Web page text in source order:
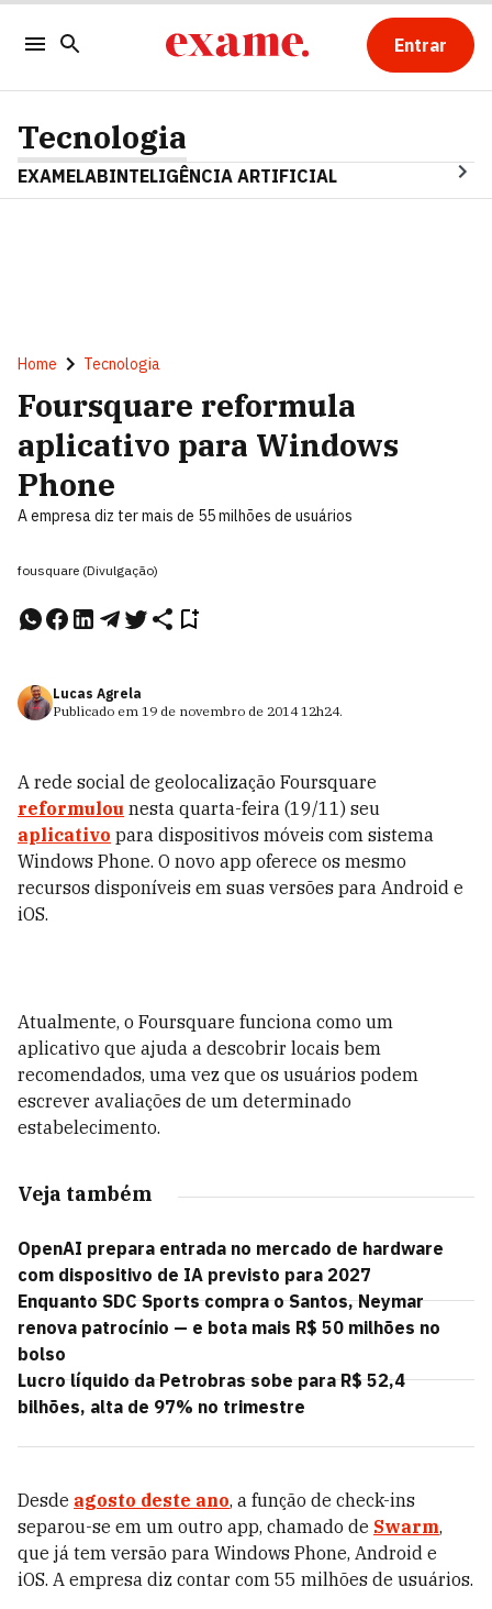
Entrar
Tecnologia
EXAMELABINTELIGÊNCIA ARTIFICIAL
Home Tecnologia
Foursquare reformula
aplicativo para Windows
Phone
A empresa diz ter mais de 55 milhões de usuários
fousquare (Divulgação)
Lucas Agrela
Publicado em 19 de novembro de 2014 12h24.
A rede social de geolocalização Foursquare
reformulou nesta quarta-feira (19/11) seu
aplicativo para dispositivos móveis com sistema
Windows Phone. O novo app oferece os mesmo
recursos disponíveis em suas versões para Android e
iOS.
Atualmente, o Foursquare funciona como um
aplicativo que ajuda a descobrir locais bem
recomendados, uma vez que os usuários podem
escrever avaliações de um determinado
estabelecimento.
Veja também
OpenAI prepara entrada no mercado de hardware
com dispositivo de IA previsto para 2027
Enquanto SDC Sports compra o Santos, Neymar
renova patrocínio — e bota mais R$ 50 milhões no
bolso
Lucro líquido da Petrobras sobe para R$ 52,4
bilhões, alta de 97% no trimestre
Desde agosto deste ano, a função de check-ins
separou-se em um outro app, chamado de Swarm,
que já tem versão para Windows Phone, Android e
iOS. A empresa diz contar com 55 milhões de usuários.